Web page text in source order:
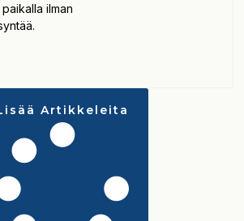
ilman
Artikkeleita